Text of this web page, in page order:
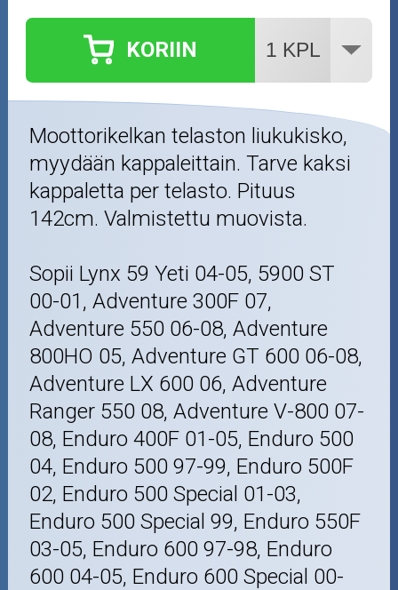
KORIIN
Moottorikelkan telaston liukukisko,
myydään kappaleittain. Tarve kaksi
kappaletta per telasto. Pituus
142cm. Valmistettu muovista.
Sopii Lynx 59 Yeti 04-05, 5900 ST
00-01, Adventure 300F 07,
Adventure 550 06-08, Adventure
800HO 05, Adventure GT 600 06-08,
Adventure LX 600 06, Adventure
Ranger 550 08, Adventure V-800 07-
08, Enduro 400F 01-05, Enduro 500
04, Enduro 500 97-99, Enduro 500F
02, Enduro 500 Special 01-03,
Enduro 500 Special 99, Enduro 550F
03-05, Enduro 600 97-98, Enduro
600 04-05, Enduro 600 Special 00-